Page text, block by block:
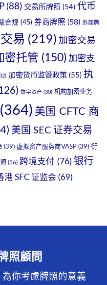
(88) 交易所牌照 (54) 代币
合规 (45) 券商牌照 (58) 券商牌
易 (219) 加密交易
密托管 (150) 加密支
加密货币监管政策 (55) 执
数字资产 (30) 机构加密业务
(364) 美国 CFTC 商
美国 SEC 证券交易
(39) 虚拟资产服务商VASP (39) 衍
(36) 跨境支付 (76) 银行
港 SFC 证监会 (69)
照顧問
你考慮牌照的意義